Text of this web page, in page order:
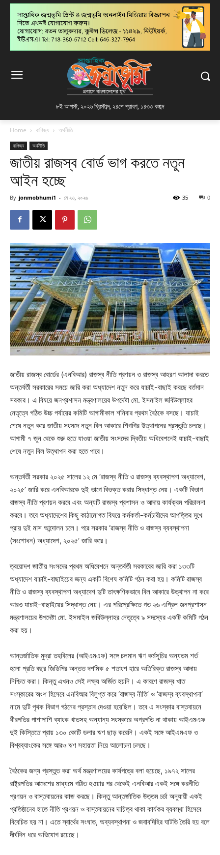
৮ই আগস্ট, ২০২৬ খ্রিস্টাব্দ, ২৪শে শ্রাবণ, ১৪৩৩ বঙ্গাব্দ
Home বাণিজ্য অর্থনীতি
বাণিজ্য অর্থনীতি
জাতীয় রাজস্ব বোর্ড ভাগ করতে নতুন
আইন হচ্ছে
By jonmobhumi1 - মে ২৩, ২০২৬ 0
35
জাতীয় রাজস্ব বোর্ডের (এনবিআর) রাজস্ব নীতি প্রণয়ন ও রাজস্ব আহরণ আলাদা করতে
অন্তর্বর্তী সরকারের সময়ে জারি করা অধ্যাদেশ নতুন করে যাচাই-বাছাই করছে বর্তমান
সরকার। এ বিষয়ে জনপ্রশাসন মন্ত্রণালয়ের উপদেষ্টা মো. ইসমাইল জবিউল্লাহর
নেতৃত্বে গঠিত উচ্চ পর্যায়ের কমিটি আগামীকাল শনিবার প্রথম বৈঠকে বসছে। যাচাই
শেষে নতুন করে জাতীয় সংসদে নতুন বিল আকারে শিগগির উত্থাপনের প্রস্তুতি চলছে।
আগামী ৭ জুন থেকে শুরু হতে যাওয়া জাতীয় সংসদের দ্বিতীয় অধিবেশনেই যাচাই-বাছাই
শেষে নতুন বিল উত্থাপন করা হতে পারে।
অন্তর্বর্তী সরকার ২০২৫ সালের ১২ মে ‘রাজস্ব নীতি ও রাজস্ব ব্যবস্থাপনা অধ্যাদেশ,
২০২৫’ জারি করে এনবিআরকে দুই ভাগে বিভক্ত করার সিদ্ধান্ত নেয়। একটি বিভাগ
রাজস্ব নীতি প্রণয়ন করবে এবং অন্যটি রাজস্ব প্রশাসন ও আদায় কার্যক্রম পরিচালনা
করবে। তবে অধ্যাদেশের কিছু কাঠামোগত বিষয়ে কর্মকর্তা-কর্মচারীদের আপত্তির মুখে
প্রায় দুই মাস আন্দোলন চলে। পরে সরকার ‘রাজস্ব নীতি ও রাজস্ব ব্যবস্থাপনা
(সংশোধন) অধ্যাদেশ, ২০২৫’ জারি করে।
ত্রয়োদশ জাতীয় সংসদের প্রথম অধিবেশনে অন্তর্বর্তী সরকারের জারি করা ১৩৩টি
অধ্যাদেশ যাচাই-বাছাইয়ের জন্য একটি বিশেষ কমিটি গঠন করা হয়। কমিটি রাজস্ব
নীতি ও রাজস্ব ব্যবস্থাপনা অধ্যাদেশ দুটি তাৎক্ষণিকভাবে বিল আকারে উত্থাপন না করে
আরও যাচাই-বাছাইয়ের সিদ্ধান্ত নেয়। এর পরিপ্রেক্ষিতে গত ২৬ এপ্রিল জনপ্রশাসন
মন্ত্রণালয়ের উপদেষ্টা মো. ইসমাইল জবিউল্লাহর নেতৃত্বে ৯ সদস্যের একটি কমিটি গঠন
করা হয়।
আন্তর্জাতিক মুদ্রা তহবিলের (আইএমএফ) সঙ্গে চলমান ঋণ কর্মসূচির অন্যতম শর্ত
হলো প্রতি বছর জিডিপির অন্তত দশমিক ৫ শতাংশ হারে অতিরিক্ত রাজস্ব আদায়
নিশ্চিত করা। কিন্তু এখনও সেই লক্ষ্য অর্জিত হয়নি। এ কারণে রাজস্ব খাত
সংস্কারের অংশ হিসেবে এনবিআর বিলুপ্ত করে ‘রাজস্ব নীতি’ ও ‘রাজস্ব ব্যবস্থাপনা’
নামে দুটি পৃথক বিভাগ গঠনের প্রস্তাব দেওয়া হয়েছিল। তবে এ সংস্কার বাস্তবায়নে
ধীরগতির পাশাপাশি ব্যাংক খাতসহ অন্যান্য সংস্কারে অগ্রগতি না থাকায় আইএমএফ
দুই কিস্তিতে প্রায় ১৩০ কোটি ডলার ঋণ ছাড় করেনি। একই সঙ্গে আইএমএফ ও
বিশ্বব্যাংকের সঙ্গে আরও ঋণ সহায়তা নিয়ে আলোচনা চলছে।
বৈঠকের জন্য প্রস্তুত করা অর্থ মন্ত্রণালয়ের কার্যপত্রে বলা হয়েছে, ১৯৭২ সালের
রাষ্ট্রপতির আদেশের মাধ্যমে গঠিত হওয়ার পর থেকেই এনবিআর একই সঙ্গে করনীতি
প্রণয়ন ও বাস্তবায়নের কাজ করছে। কিন্তু আন্তর্জাতিক উত্তম চর্চা অনুযায়ী একই
প্রতিষ্ঠানের হাতে নীতি প্রণয়ন ও বাস্তবায়নের দায়িত্ব থাকা কার্যকর ব্যবস্থা হিসেবে
বিবেচিত হয় না। এতে স্বার্থের সংঘাত, অব্যবস্থাপনা ও জবাবদিহির ঘাটতি তৈরি হয় বলে
দীর্ঘদিন ধরে অভিযোগ রয়েছে।